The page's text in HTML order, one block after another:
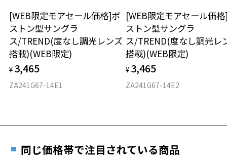
「AMBER BROWN 85％」
ブラウンはコントラストを高め、芝の陰影や起伏、芝目をくっきりと
強調。
ラインや距離感の把握をサポートする。
Zoff OUTDOOR SUNGLASSES ページをみる
仕上がり寸法
D 仕上がりの横幅：約147mm
E 仕上がりの縦幅：約43mm
※サングラス：レンズ込みの重さ
※着脱式サングラス：デモレンズ、アタッチメント込みの重さ
安心2 視力測定無料
視力の変化を早めに発見するために、定期的な視
力測定をおすすめいたします。
安心3 かかり具合調整無料
オンラインストアでフレームのみ購入して、
実店舗で度付きにできます
ご購入時に「レンズ交換券」をお選びいただくと、実店舗で
度数を測定のうえ、度付きレンズ（標準セットレンズ）へ無
料交換いただけます。
詳しくはこちら
[WEB限定モアセール価格]ボ
ストン型サングラ
ス/TREND(度なし調光レンズ
搭載)(WEB限定)
¥ 3,465
ZA241G67-14E1
[WEB限定モアセール価
ストン型サングラ
ス/TREND(度なし調光レ
搭載)(WEB限定)
¥ 3,465
ZA241G67-14E2
同じ価格帯で注目されている商品